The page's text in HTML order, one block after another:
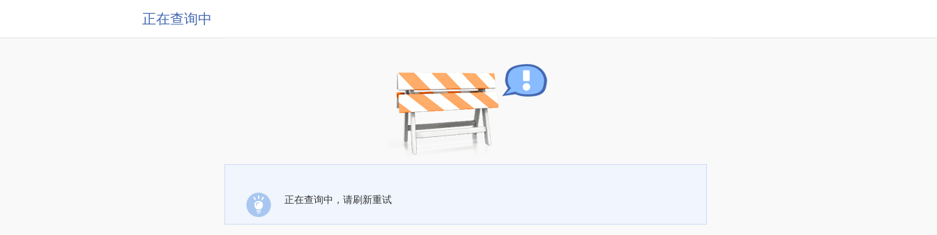
正在查询中
正在查询中，请刷新重试